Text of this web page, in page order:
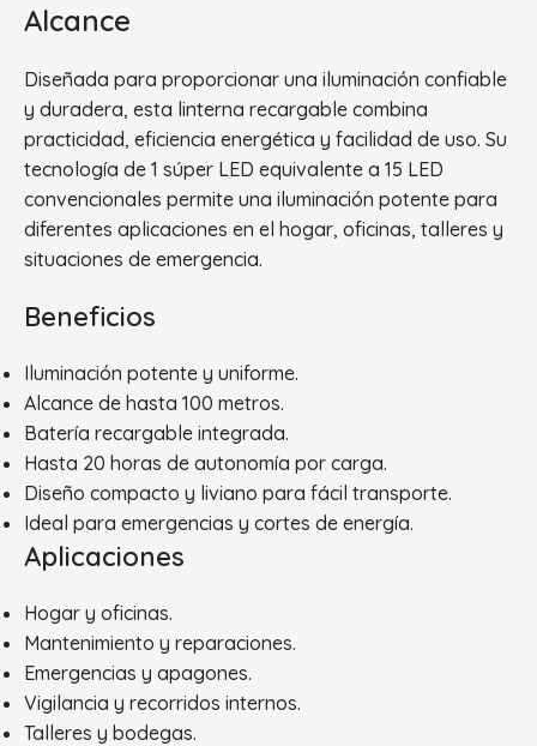
Alcance
Diseñada para proporcionar una iluminación confiable
y duradera, esta linterna recargable combina
practicidad, eficiencia energética y facilidad de uso. Su
tecnología de 1 súper LED equivalente a 15 LED
convencionales permite una iluminación potente para
diferentes aplicaciones en el hogar, oficinas, talleres y
situaciones de emergencia.
Beneficios
Iluminación potente y uniforme.
Alcance de hasta 100 metros.
Batería recargable integrada.
Hasta 20 horas de autonomía por carga.
Diseño compacto y liviano para fácil transporte.
Ideal para emergencias y cortes de energía.
Aplicaciones
Hogar y oficinas.
Mantenimiento y reparaciones.
Emergencias y apagones.
Vigilancia y recorridos internos.
Talleres y bodegas.